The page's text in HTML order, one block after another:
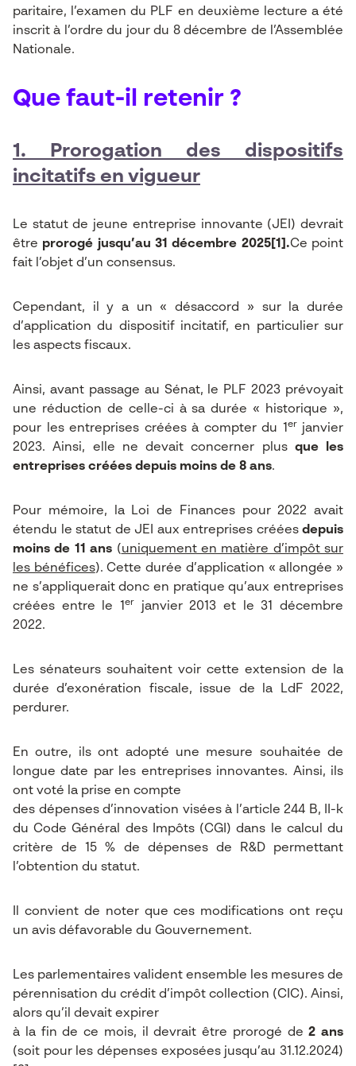
paritaire, l’examen du PLF en deuxième lecture a été
inscrit à l’ordre du jour du 8 décembre de l’Assemblée
Nationale.
Que faut-il retenir ?
1. Prorogation des dispositifs
incitatifs en vigueur
Le statut de jeune entreprise innovante (JEI) devrait
être prorogé jusqu’au 31 décembre 2025[1] .Ce point
fait l’objet d’un consensus.
Cependant, il y a un « désaccord » sur la durée
d’application du dispositif incitatif, en particulier sur
les aspects fiscaux.
Ainsi, avant passage au Sénat, le PLF 2023 prévoyait
une réduction de celle-ci à sa durée « historique »,
pour les entreprises créées à compter du 1 er
janvier
2023. Ainsi, elle ne devait concerner plus que les
entreprises créées depuis moins de 8 ans.
Pour mémoire, la Loi de Finances pour 2022 avait
étendu le statut de JEI aux entreprises créées depuis
moins de 11 ans (uniquement en matière d’impôt sur
les bénéfices). Cette durée d’application « allongée »
ne s’appliquerait donc en pratique qu’aux entreprises
créées entre le 1 er
janvier 2013 et le 31 décembre
2022.
Les sénateurs souhaitent voir cette extension de la
durée d’exonération fiscale, issue de la LdF 2022,
perdurer.
En outre, ils ont adopté une mesure souhaitée de
longue date par les entreprises innovantes. Ainsi, ils
ont voté la prise en compte
des dépenses d’innovation visées à l’article 244 B, II-k
du Code Général des Impôts (CGI) dans le calcul du
critère de 15 % de dépenses de R&D permettant
l’obtention du statut.
Il convient de noter que ces modifications ont reçu
un avis défavorable du Gouvernement.
Les parlementaires valident ensemble les mesures de
pérennisation du crédit d’impôt collection (CIC). Ainsi,
alors qu’il devait expirer
à la fin de ce mois, il devrait être prorogé de2 ans
(soit pour les dépenses exposées jusqu’au 31.12.2024)